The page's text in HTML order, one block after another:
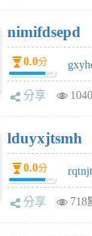
nimifdsepd
0.0分
分享
lduyxjtsmh
0.0分
分享 718